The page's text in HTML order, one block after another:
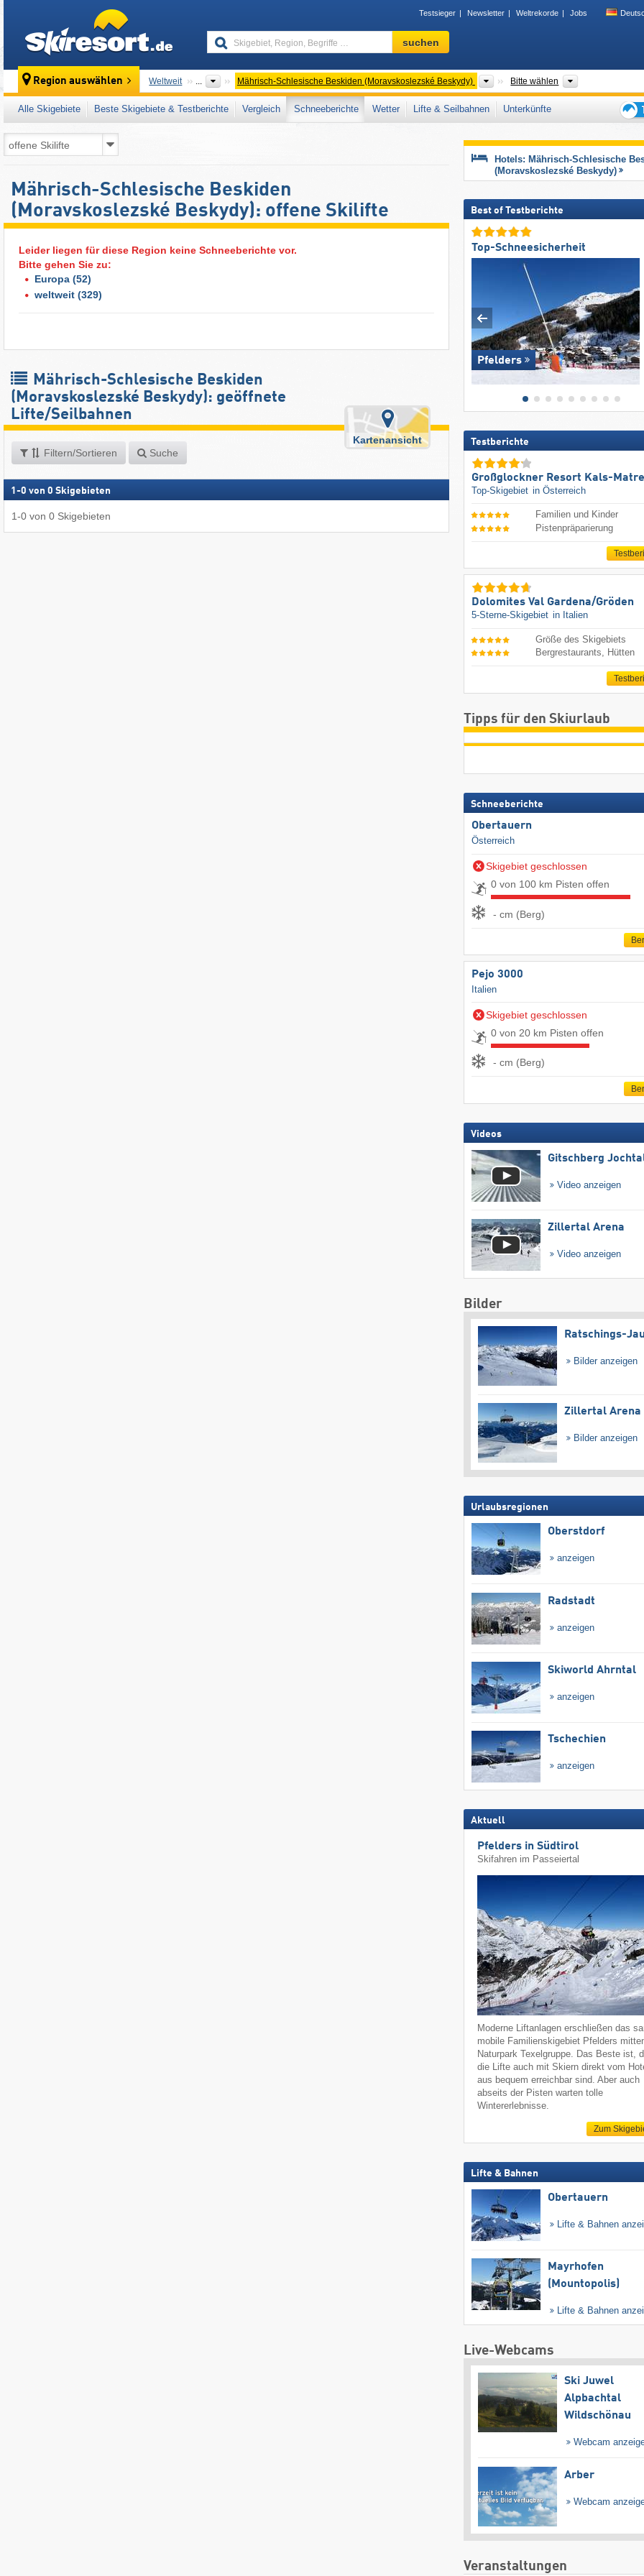
Testsieger Newsletter Weltrekorde Jobs
Skigebiet,
Region,
…
suchen
Region auswählen Weltweit ... Mährisch-Schlesische Beskiden (Moravskoslezské Beskydy) Gebirgszüge
Bitte wählen
Alle Skigebiete Beste Skigebiete & Testberichte Vergleich Schneeberichte Wetter Lifte & Seilbahnen
Unterkünfte
für
den
Mährisch-Schlesische Beskiden
(Moravskoslezské Beskydy): offene Skilifte
Leider liegen für diese Region keine Schneeberichte vor.
Bitte gehen Sie zu:
Europa (52)
weltweit (329)
Mährisch-Schlesische Beskiden
(Moravskoslezské Beskydy): geöffnete
Lifte/Seilbahnen
Filtern/Sortieren Suche
Kartenansicht
1 -0 von 0 Skigebieten
1-0 von 0 Skigebieten
Hotels: Mährisch-Schlesische
(Moravskoslezské Beskydy)
Best of Testberichte
Top-Schneesicherheit
Pfelders
Testberichte
Großglockner Resort Kals-
Top-Skigebiet in Österreich
Familien und Kinder
Pistenpräparierung
Dolomites Val Gardena/​Gröden
5-Sterne-Skigebiet in Italien
Größe des Skigebiets
Bergrestaurants, Hütten
Tipps für den Skiurlaub
Schneeberichte
Obertauern
Österreich
Skigebiet geschlossen
0 von 100 km Pisten offen
- cm (Berg)
Pejo 3000
Italien
Skigebiet geschlossen
0 von 20 km Pisten offen
- cm (Berg)
Videos
Gitschberg
Video anzeigen
Zillertal Arena
Video anzeigen
Bilder
Ratschings-
Bilder anzeigen
Zillertal Arena
Bilder anzeigen
Urlaubsregionen
Oberstdorf
anzeigen
Radstadt
anzeigen
Skiworld Ahrntal
anzeigen
Tschechien
anzeigen
Aktuell
Pfelders in Südtirol
Skifahren im Passeiertal
Moderne Liftanlagen erschließen das
mobile Familienskigebiet Pfelders
Naturpark Texelgruppe. Das Beste ist,
die Lifte auch mit Skiern direkt vom
aus bequem erreichbar sind. Aber auch
abseits der Pisten warten tolle
Wintererlebnisse.
Zum
Lifte & Bahnen
Obertauern
Lifte & Bahnen
Mayrhofen
(Mountopolis)
Lifte & Bahnen
Live-Webcams
Ski Juwel
Alpbachtal
Wildschönau
Webcam
Arber
Webcam
Veranstaltungen